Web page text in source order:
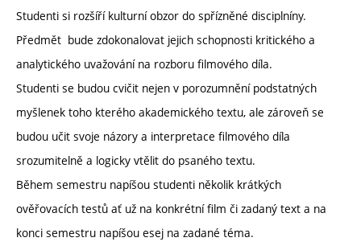
Studenti si rozšíří kulturní obzor do spřízněné disciplníny.
Předmět bude zdokonalovat jejich schopnosti kritického a
analytického uvažování na rozboru filmového díla.
Studenti se budou cvičit nejen v porozumnění podstatných
myšlenek toho kterého akademického textu, ale zároveň se
budou učit svoje názory a interpretace filmového díla
srozumitelně a logicky vtělit do psaného textu.
Během semestru napíšou studenti několik krátkých
ověřovacích testů ať už na konkrétní film či zadaný text a na
konci semestru napíšou esej na zadané téma.